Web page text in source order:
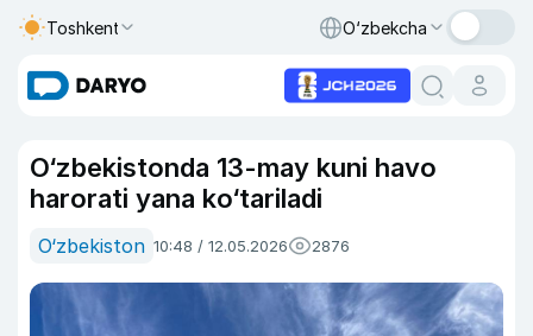
Toshkent O‘zbekcha
O‘zbekistonda 13-may kuni havo
harorati yana ko‘tariladi
O‘zbekiston 10:48 / 12.05.2026 2876